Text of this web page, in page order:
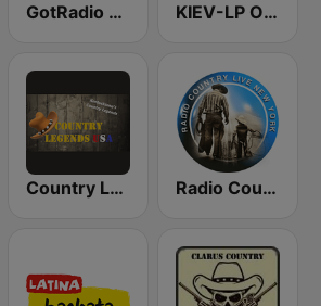
GotRadio - Today's Country KIEV-LP Outlaw Country Radio
Country Legends USA Radio Country Live